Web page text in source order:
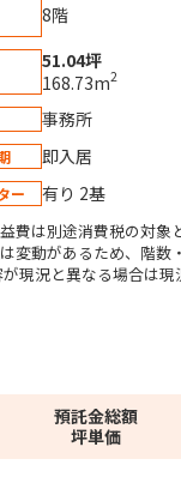
8階
51.04坪
168.73m2
事務所
即入居
ー 有り 2基
費は別途消費税の対象
変動があるため、階数
現況と異なる場合は現
預託金総額
坪単価